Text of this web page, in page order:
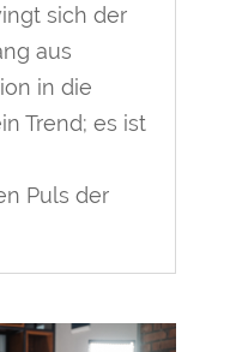
sich der
aus
in die
Trend; es ist
Puls der